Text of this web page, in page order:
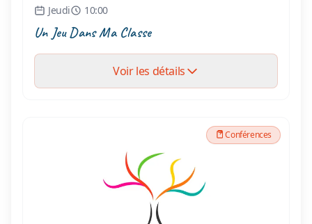
Jeudi 10:00
Un Jeu Dans Ma Classe
Voir les détails
Conférences